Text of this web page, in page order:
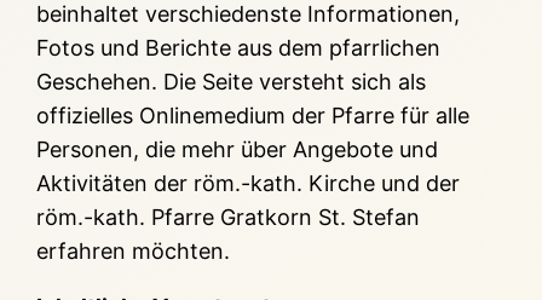
beinhaltet verschiedenste Informationen,
Fotos und Berichte aus dem pfarrlichen
Geschehen. Die Seite versteht sich als
offizielles Onlinemedium der Pfarre für alle
Personen, die mehr über Angebote und
Aktivitäten der röm.-kath. Kirche und der
röm.-kath. Pfarre Gratkorn St. Stefan
erfahren möchten.